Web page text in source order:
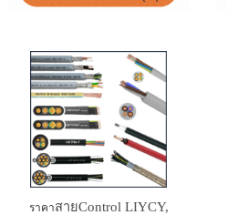
ราคาสายControl LIYCY,